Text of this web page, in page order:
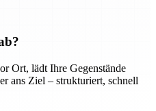
Ort, lädt Ihre Gegenstände
ans Ziel – strukturiert, schnell